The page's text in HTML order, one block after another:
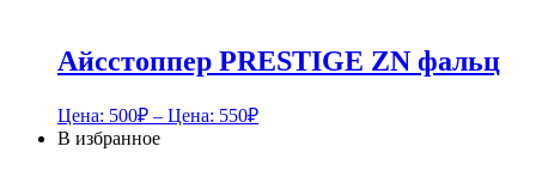
Айсстоппер PRESTIGE ZN фальц
Цена: 500₽ – Цена: 550₽
В избранное